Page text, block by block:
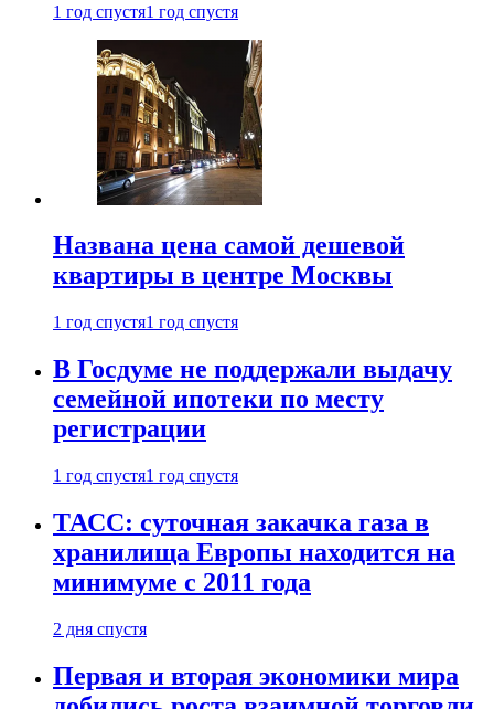
1 год спустя1 год спустя
Названа цена самой дешевой
квартиры в центре Москвы
1 год спустя1 год спустя
В Госдуме не поддержали выдачу
семейной ипотеки по месту
регистрации
1 год спустя1 год спустя
ТАСС: суточная закачка газа в
хранилища Европы находится на
минимуме с 2011 года
2 дня спустя
Первая и вторая экономики мира